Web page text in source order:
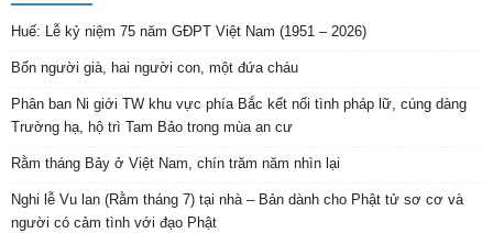
Huế: Lễ kỷ niệm 75 năm GĐPT Việt Nam (1951 – 2026)
Bốn người già, hai người con, một đứa cháu
Phân ban Ni giới TW khu vực phía Bắc kết nối tình pháp lữ, cúng dàng
Trường hạ, hộ trì Tam Bảo trong mùa an cư
Rằm tháng Bảy ở Việt Nam, chín trăm năm nhìn lại
Nghi lễ Vu lan (Rằm tháng 7) tại nhà – Bản dành cho Phật tử sơ cơ và
người có cảm tình với đạo Phật